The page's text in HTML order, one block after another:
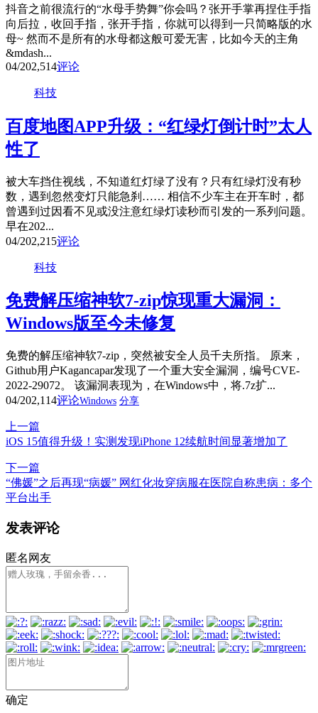
抖音之前很流行的“水母手势舞”你会吗？张开手掌再捏住手指
向后拉，收回手指，张开手指，你就可以得到一只简略版的水
母~ 然而不是所有的水母都这般可爱无害，比如今天的主角
&mdash...
04/202,514评论
科技
百度地图APP升级：“红绿灯倒计时”太人
性了
被大车挡住视线，不知道红灯绿了没有？只有红绿灯没有秒
数，遇到忽然变灯只能急刹…… 相信不少车主在开车时，都
曾遇到过因看不见或没注意红绿灯读秒而引发的一系列问题。
早在202...
04/202,215评论
科技
免费解压缩神软7-zip惊现重大漏洞：
Windows版至今未修复
免费的解压缩神软7-zip，突然被安全人员千夫所指。 原来，
Github用户Kagancapar发现了一个重大安全漏洞，编号CVE-
2022-29072。 该漏洞表现为，在Windows中，将.7z扩...
04/202,114评论Windows 分享
上一篇
iOS 15值得升级！实测发现iPhone 12续航时间显著增加了
下一篇
“佛媛”之后再现“病媛” 网红化妆穿病服在医院自称患病：多个
平台出手
发表评论
匿名网友
确定